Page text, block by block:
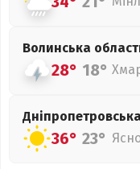
Волинська
28° 18°
Дніпропетровська
36° 23°